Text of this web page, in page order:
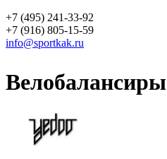
+7 (495) 241-33-92
+7 (916) 805-15-59
info@sportkak.ru